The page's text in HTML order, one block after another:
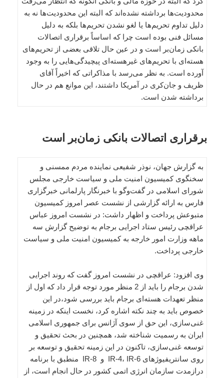
محدودیت‌ها برداشته نشده‌اند که البته این محدودیت‌ها نه به
دلیل تداوم تحریم‌ها یا لغو نشدن تحریم‌ها بلکه به دلیل
مسائل فنی بوده است چرا که اساساً برقراری اتصالات
بانکی زمان‌بر است و در عین حال تلاقی بعضی از تحریم‌های
هسته‌ای با تحریم‌های غیرهسته‌ای پیچیدگی‌هایی را به وجود
آورده است. به نظر می‌رسد با مذاکراتی که اخیراً آقای
ظریف و جان‌کری در آمریکا داشتند، این موانع هم در حال
برداشته شدن است.
برقراری اتصالات بانکی زمان‌بر است
به گزارش جهان، نوذر شفیعی نماینده مردم ممسنی و
سخنگوی کمیسیون امنیت ملی و سیاست خارجی مجلس
شورای اسلامی در گفت‌وگو با خبرنگار پارلمانی خبرگزاری
فارس به ارائه گزارشی از نشست عصر امروز کمیسیون
متبوعش پرداخت و اظهار داشت: در نشست امروز عباس
عراقچی رئیس ستاد اجرایی برجام به توضیح گزارش سه
ماهه وزارت امور خارجه به کمیسیون امنیت ملی و سیاست
خارجی پرداخت.
وی افزود: عراقچی در نشست امروز گفت که روند اجرایی
شدن برجام را باید از 2 منظر مورد توجه قرار داد که اول از
منظر تعهدات هسته‌ای برجام باید بررسی شود،در این
خصوص باید به چند نکته اشاره کرد، نخست اینکه در زمینه
غنی‌سازی، این حق از سوی آژانس برای جمهوری اسلامی
ایران به رسمیت شناخته شد، همچنین در بحث تحقیق و
توسعه غنی‌سازی، تاکنون در این زمینه تحقیق و توسعه بر
روی سانتریفیوژهای IR-4، IR-6 و IR-8 منطبق با برنامه
درازمدت سازمان انرژی اتمی کشور در حال انجام است، از